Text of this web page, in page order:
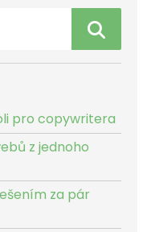
pro copywritera
z jednoho
za pár